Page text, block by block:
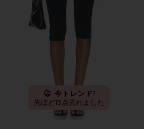
今トレンド!
先ほど13点売れました